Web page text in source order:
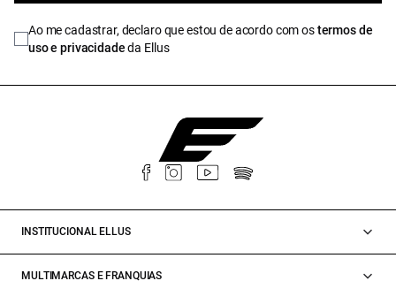
Ao me cadastrar, declaro que estou de acordo com ostermos de
uso e privacidadeda Ellus
INSTITUCIONAL ELLUS
MULTIMARCAS E FRANQUIAS